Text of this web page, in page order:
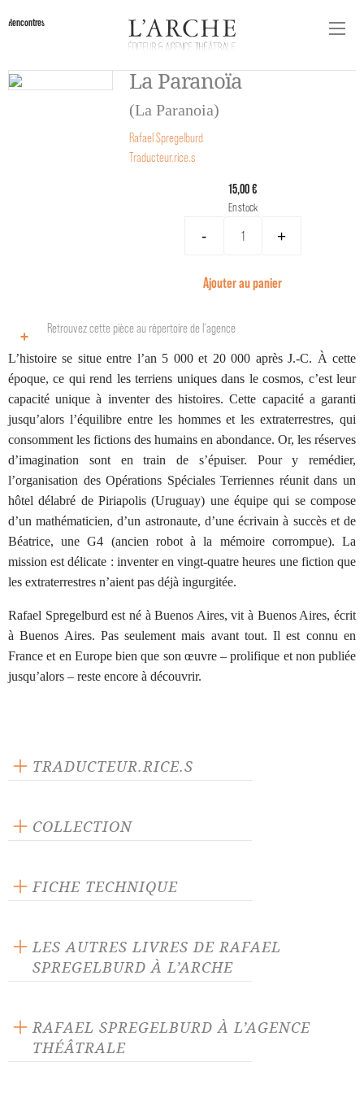
Rencontres
La Paranoïa
(La Paranoia)
Rafael Spregelburd
Traducteur.rice.s
15,00 €
En stock
- +
Ajouter au panier
Retrouvez cette pièce au répertoire de l‘agence
L’histoire se situe entre l’an 5 000 et 20 000 après J.-C. À cette
époque, ce qui rend les terriens uniques dans le cosmos, c’est leur
capacité unique à inventer des histoires. Cette capacité a garanti
jusqu’alors l’équilibre entre les hommes et les extraterrestres, qui
consomment les fictions des humains en abondance. Or, les réserves
d’imagination sont en train de s’épuiser. Pour y remédier,
l’organisation des Opérations Spéciales Terriennes réunit dans un
hôtel délabré de Piriapolis (Uruguay) une équipe qui se compose
d’un mathématicien, d’un astronaute, d’une écrivain à succès et de
Béatrice, une G4 (ancien robot à la mémoire corrompue). La
mission est délicate : inventer en vingt-quatre heures une fiction que
les extraterrestres n’aient pas déjà ingurgitée.
Rafael Spregelburd est né à Buenos Aires, vit à Buenos Aires, écrit
à Buenos Aires. Pas seulement mais avant tout. Il est connu en
France et en Europe bien que son œuvre – prolifique et non publiée
jusqu’alors – reste encore à découvrir.
TRADUCTEUR.RICE.S
Guillermo Pisani
COLLECTION
FICHE TECHNIQUE
144 pages
Prix : 15.00 €
Langue source : espagnol
LES AUTRES LIVRES DE RAFAEL
SPREGELBURD À L’ARCHE
RAFAEL SPREGELBURD À L’AGENCE
THÉÂTRALE